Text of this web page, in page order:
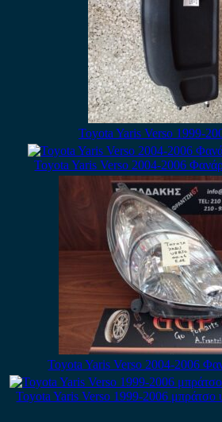
Toyota Yaris Verso 1999-
Toyota Yaris Verso 2004-2006
Toyota Yaris Verso 2004-2006
Toyota Yaris Verso 1999-2006 μπράτσο